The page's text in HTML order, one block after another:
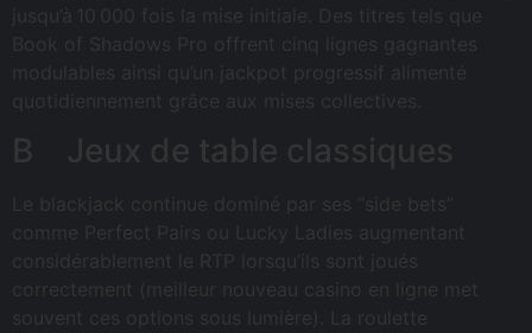
jusqu’à 10 000 fois la mise initiale. Des titres tels que
Book of Shadows Pro offrent cinq lignes gagnantes
modulables ainsi qu’un jackpot progressif alimenté
quotidiennement grâce aux mises collectives.
B Jeux de table classiques
Le blackjack continue dominé par ses “side bets”
comme Perfect Pairs ou Lucky Ladies augmentant
considérablement le RTP lorsqu’ils sont joués
correctement (meilleur nouveau casino en ligne met
souvent ces options sous lumière). La roulette